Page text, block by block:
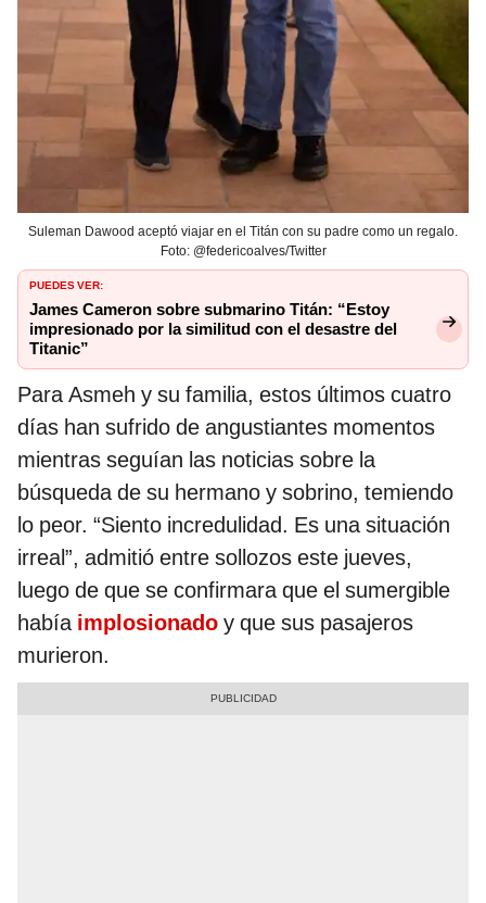
Suleman Dawood aceptó viajar en el Titán con su padre como un regalo.
Foto: @federicoalves/Twitter
PUEDES VER:
James Cameron sobre submarino Titán: “Estoy
impresionado por la similitud con el desastre del
Titanic”
Para Asmeh y su familia, estos últimos cuatro
días han sufrido de angustiantes momentos
mientras seguían las noticias sobre la
búsqueda de su hermano y sobrino, temiendo
lo peor. “Siento incredulidad. Es una situación
irreal”, admitió entre sollozos este jueves,
luego de que se confirmara que el sumergible
había implosionado y que sus pasajeros
murieron.